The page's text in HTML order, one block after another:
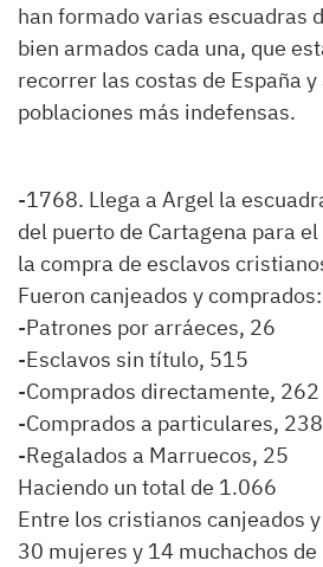
han formado varias escuadras
bien armados cada una, que
recorrer las costas de España
poblaciones más indefensas.
-1768. Llega a Argel la
del puerto de Cartagena para
la compra de esclavos
Fueron canjeados y comprados:
-Patrones por arráeces, 26
-Esclavos sin título, 515
-Comprados directamente, 262
-Comprados a particulares, 238
-Regalados a Marruecos, 25
Haciendo un total de 1.066
Entre los cristianos canjeados
30 mujeres y 14 muchachos